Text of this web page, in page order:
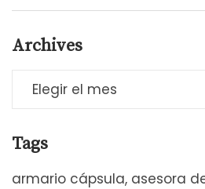
Archives
Tags
armario cápsula asesora